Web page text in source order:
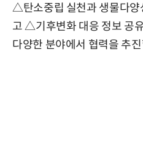
△탄소중립 실천과 생물다양
고 △기후변화 대응 정보 공
다양한 분야에서 협력을 추